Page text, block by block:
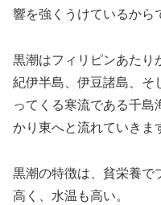
響を強くうけているから
黒潮はフィリピンあたり
紀伊半島、伊豆諸島、そ
ってくる寒流である千島
かり東へと流れていきま
黒潮の特徴は、貧栄養で
高く、水温も高い。